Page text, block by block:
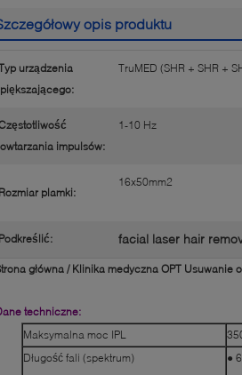
opis produktu
urządzenia
TruMED (SHR + SHR +
impulsów:
1-10 Hz
plamki:
16x50mm2
facial laser hair
główna / Klinika medyczna OPT
techniczne:
Maksymalna moc IPL
Długość fali (spektrum)
●